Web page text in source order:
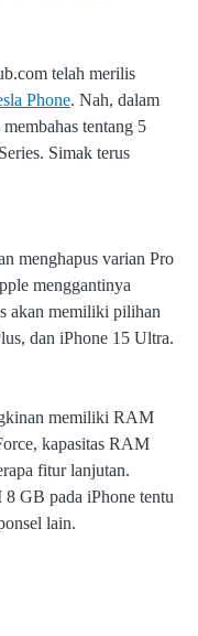
telah merilis
Phone. Nah, dalam
tentang 5
Simak terus
menghapus varian Pro
menggantinya
akan memiliki pilihan
dan iPhone 15 Ultra.
memiliki RAM
kapasitas RAM
fitur lanjutan.
GB pada iPhone tentu
lain.